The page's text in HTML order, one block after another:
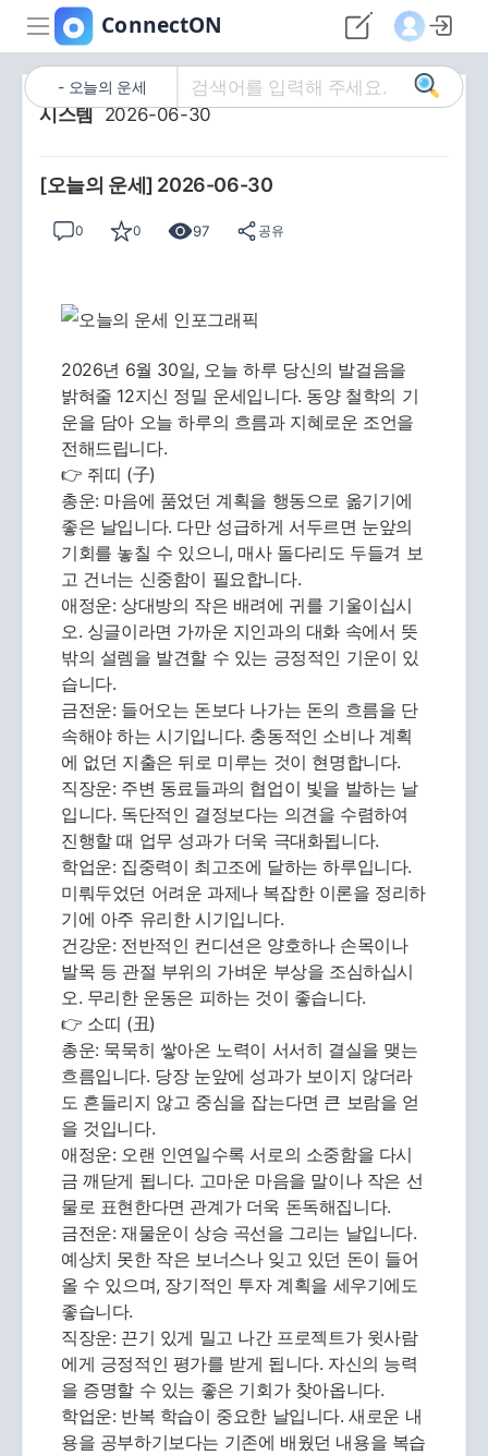
오늘의 운세
시스템 2026-06-30
[오늘의 운세] 2026-06-30
0 0 97 공유
2026년 6월 30일, 오늘 하루 당신의 발걸음을
밝혀줄 12지신 정밀 운세입니다. 동양 철학의 기
운을 담아 오늘 하루의 흐름과 지혜로운 조언을
전해드립니다.
👉 쥐띠 (子)
총운: 마음에 품었던 계획을 행동으로 옮기기에
좋은 날입니다. 다만 성급하게 서두르면 눈앞의
기회를 놓칠 수 있으니, 매사 돌다리도 두들겨 보
고 건너는 신중함이 필요합니다.
애정운: 상대방의 작은 배려에 귀를 기울이십시
오. 싱글이라면 가까운 지인과의 대화 속에서 뜻
밖의 설렘을 발견할 수 있는 긍정적인 기운이 있
습니다.
금전운: 들어오는 돈보다 나가는 돈의 흐름을 단
속해야 하는 시기입니다. 충동적인 소비나 계획
에 없던 지출은 뒤로 미루는 것이 현명합니다.
직장운: 주변 동료들과의 협업이 빛을 발하는 날
입니다. 독단적인 결정보다는 의견을 수렴하여
진행할 때 업무 성과가 더욱 극대화됩니다.
학업운: 집중력이 최고조에 달하는 하루입니다.
미뤄두었던 어려운 과제나 복잡한 이론을 정리하
기에 아주 유리한 시기입니다.
건강운: 전반적인 컨디션은 양호하나 손목이나
발목 등 관절 부위의 가벼운 부상을 조심하십시
오. 무리한 운동은 피하는 것이 좋습니다.
👉 소띠 (丑)
총운: 묵묵히 쌓아온 노력이 서서히 결실을 맺는
흐름입니다. 당장 눈앞에 성과가 보이지 않더라
도 흔들리지 않고 중심을 잡는다면 큰 보람을 얻
을 것입니다.
애정운: 오랜 인연일수록 서로의 소중함을 다시
금 깨닫게 됩니다. 고마운 마음을 말이나 작은 선
물로 표현한다면 관계가 더욱 돈독해집니다.
금전운: 재물운이 상승 곡선을 그리는 날입니다.
예상치 못한 작은 보너스나 잊고 있던 돈이 들어
올 수 있으며, 장기적인 투자 계획을 세우기에도
좋습니다.
직장운: 끈기 있게 밀고 나간 프로젝트가 윗사람
에게 긍정적인 평가를 받게 됩니다. 자신의 능력
을 증명할 수 있는 좋은 기회가 찾아옵니다.
학업운: 반복 학습이 중요한 날입니다. 새로운 내
용을 공부하기보다는 기존에 배웠던 내용을 복습